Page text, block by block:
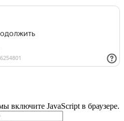
включите JavaScript в браузере.